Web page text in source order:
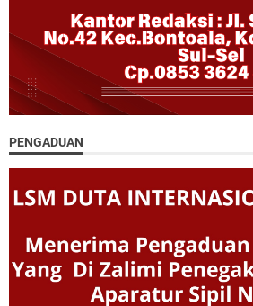
PENGADUAN